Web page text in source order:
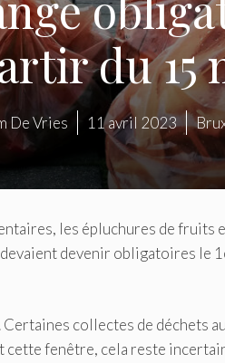
du 15
De Vries 11 avril 2023
les épluchures de fruits
devaient devenir obligatoires le
Certaines collectes de déchets
cette fenêtre, cela reste